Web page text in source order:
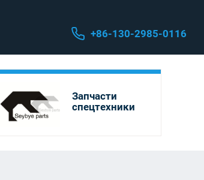
+86-130-2985-0116
Запчасти
спецтехники